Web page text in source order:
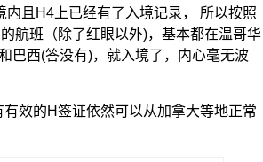
且H4上已经有了入境记录， 所以按照
航班（除了红眼以外)，基本都在温哥华
巴西(答没有)，就入境了，内心毫无波
效的H签证依然可以从加拿大等地正常